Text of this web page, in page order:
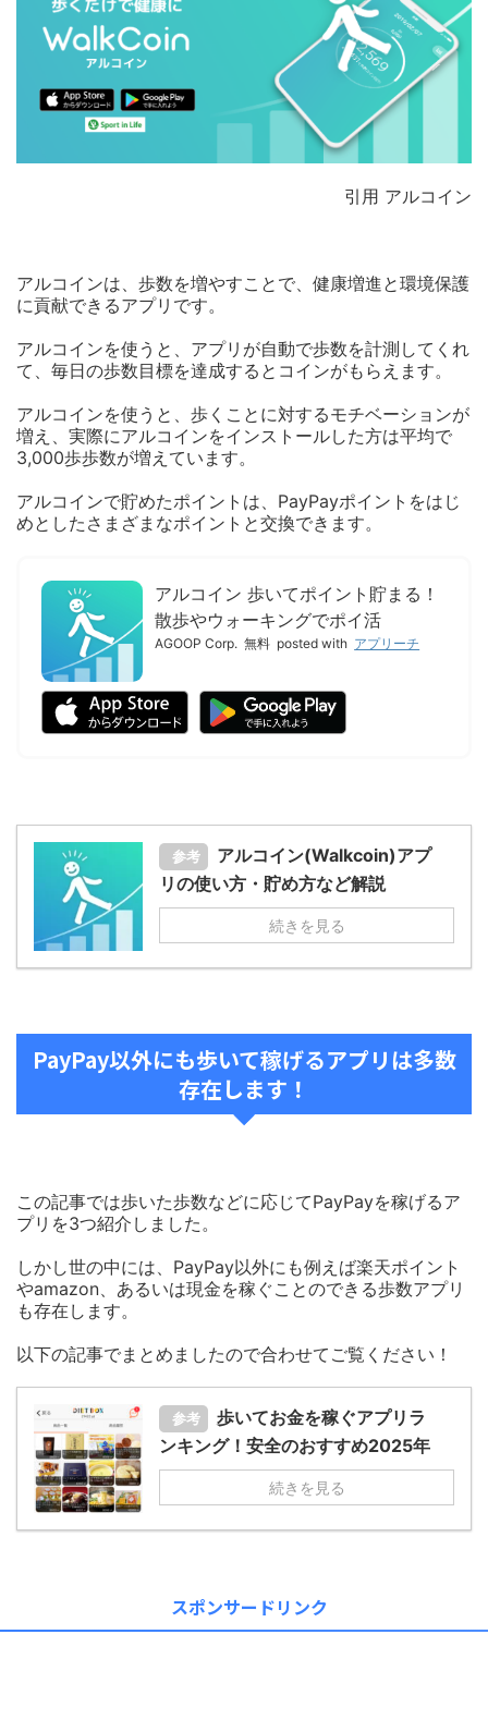
引用 アルコイン
アルコインは、歩数を増やすことで、健康増進と環境保護
に貢献できるアプリです。
アルコインを使うと、アプリが自動で歩数を計測してくれ
て、毎日の歩数目標を達成するとコインがもらえます。
アルコインを使うと、歩くことに対するモチベーションが
増え、実際にアルコインをインストールした方は平均で
3,000歩歩数が増えています。
アルコインで貯めたポイントは、PayPayポイントをはじ
めとしたさまざまなポイントと交換できます。
アルコイン 歩いてポイント貯まる！
散歩やウォーキングでポイ活
AGOOP Corp. 無料 posted with アプリーチ
参考
アルコイン(Walkcoin)アプ
リの使い方・貯め方など解説
続きを見る
PayPay以外にも歩いて稼げるアプリは多数
存在します！
この記事では歩いた歩数などに応じてPayPayを稼げるア
プリを3つ紹介しました。
しかし世の中には、PayPay以外にも例えば楽天ポイント
やamazon、あるいは現金を稼ぐことのできる歩数アプリ
も存在します。
以下の記事でまとめましたので合わせてご覧ください！
参考
歩いてお金を稼ぐアプリラ
ンキング！安全のおすすめ2025年
続きを見る
スポンサードリンク